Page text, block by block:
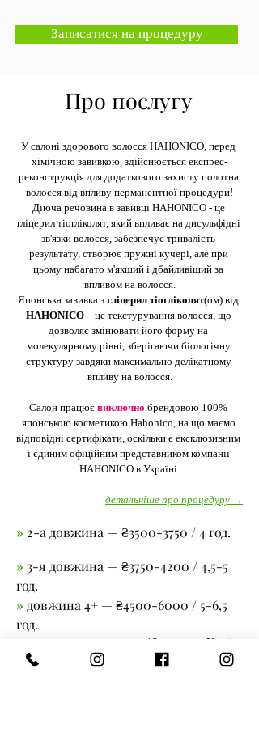
Записатися на процедуру
Про послугу
У салоні здорового волосся HAHONICO, перед
хімічною завивкою, здійснюється експрес-
реконструкція для додаткового захисту полотна
волосся від впливу перманентної процедури!
Діюча речовина в завивці HAHONICO - це
гліцерил тіогліколят, який впливає на дисульфідні
зв'язки волосся, забезпечує тривалість
результату, створює пружні кучері, але при
цьому набагато м'якший і дбайливіший за
впливом на волосся.
Японська завивка з гліцерил тіогліколят(ом) від
HAHONICO – це текстурування волосся, що
дозволяє змінювати його форму на
молекулярному рівні, зберігаючи біологічну
структуру завдяки максимально делікатному
впливу на волосся.
Салон працює виключно брендовою 100%
японською косметикою Hahonico, на що маємо
відповідні сертифікати, оскільки є ексклюзивним
і єдиним офіційним представником компанії
HAHONICO в Україні.
детальніше про процедуру →
» 2-а довжина — ₴3500-3750 / 4 год.
» 3-я довжина — ₴3750-4200 / 4,5-5
год.
» довжина 4+ — ₴4500-6000 / 5-6,5
год.
*₴ — гривня України